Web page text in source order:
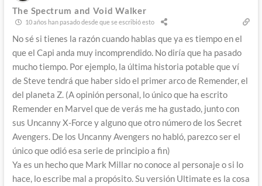
The Spectrum and Void Walker
10 años han pasado desde que se escribió esto
No sé si tienes la razón cuando hablas que ya es tiempo en el
que el Capi anda muy incomprendido. No diría que ha pasado
mucho tiempo. Por ejemplo, la última historia potable que ví
de Steve tendrá que haber sido el primer arco de Remender, el
del planeta Z. (A opinión personal, lo único que ha escrito
Remender en Marvel que de verás me ha gustado, junto con
sus Uncanny X-Force y alguno que otro número de los Secret
Avengers. De los Uncanny Avengers no habló, parezco ser el
único que odió esa serie de principio a fin)
Ya es un hecho que Mark Millar no conoce al personaje o si lo
hace, lo escribe mal a propósito. Su versión Ultimate es la cosa